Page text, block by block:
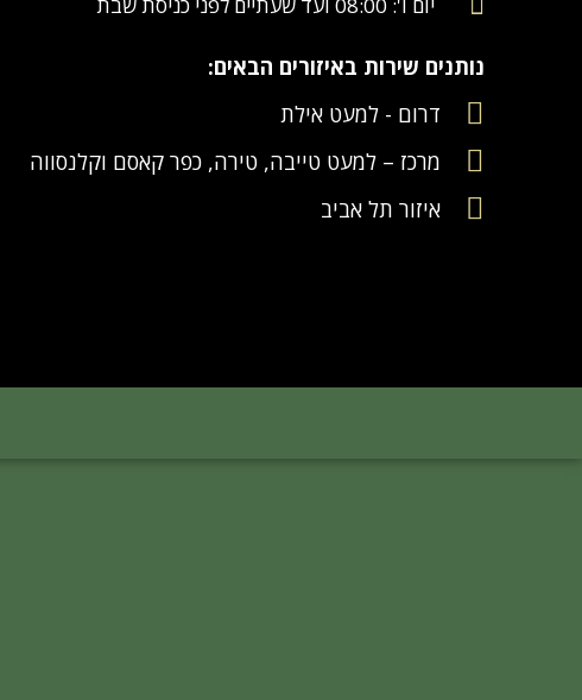
נותנים שירות באיזורים הבאים:
דרום - למעט אילת​
מרכז – למעט טייבה, טירה, כפר קאסם וקלנסווה​
איזור תל אביב